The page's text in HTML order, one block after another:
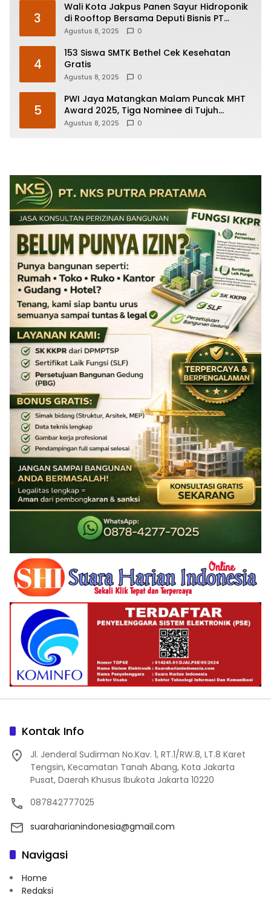
3
Wali Kota Jakpus Panen Sayur Hidroponik
di Rooftop Bersama Deputi Bisnis PT
Pegadaian
Agustus 8, 2025 0
4
153 Siswa SMTK Bethel Cek Kesehatan
Gratis
Agustus 8, 2025 0
5
PWI Jaya Matangkan Malam Puncak MHT
Award 2025, Tiga Nominee di Tujuh
Kategori Siap Rebut Penghargaan
Agustus 8, 2025 0
Kontak Info
Jl. Jenderal Sudirman No.Kav. 1, RT.1/RW.8, LT.8 Karet
Tengsin, Kecamatan Tanah Abang, Kota Jakarta
Pusat, Daerah Khusus Ibukota Jakarta 10220
087842777025
suaraharianindonesia@gmail.com
Navigasi
Home
Redaksi